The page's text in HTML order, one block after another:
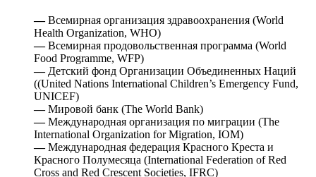
—Всемирная организация здравоохранения (World
Health Organization, WHO)
—Всемирная продовольственная программа (World
Food Programme, WFP)
—Детский фонд Организации Объединенных Наций
((United Nations International Children’s Emergency Fund,
UNICEF)
—Мировой банк (The World Bank)
—Международная организация по миграции (The
International Organization for Migration, IOM)
—Международная федерация Красного Креста и
Красного Полумесяца (International Federation of Red
Cross and Red Crescent Societies, IFRC)